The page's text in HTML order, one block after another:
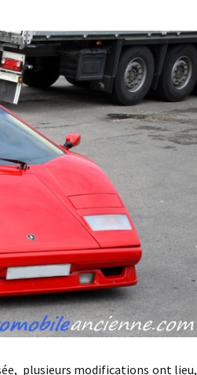
plusieurs modifications ont lieu,